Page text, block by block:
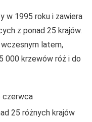
w 1995 roku i zawiera
z ponad 25 krajów.
wczesnym latem,
000 krzewów róż i do
czerwca
25 różnych krajów